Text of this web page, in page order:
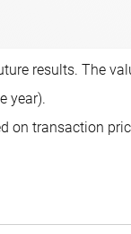
results. The
year).
on transaction